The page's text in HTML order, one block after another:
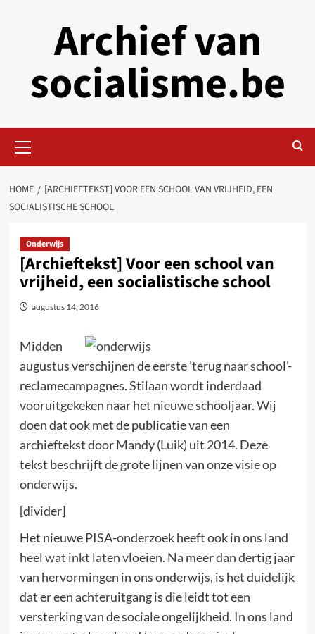
Archief van
socialisme.be
Menu
HOME
[ARCHIEFTEKST] VOOR EEN SCHOOL VAN VRIJHEID, EEN
SOCIALISTISCHE SCHOOL
Onderwijs
[Archieftekst] Voor een school van
vrijheid, een socialistische school
augustus 14, 2016
Midden
augustus verschijnen de eerste ’terug naar school’-
reclamecampagnes. Stilaan wordt inderdaad
vooruitgekeken naar het nieuwe schooljaar. Wij
doen dat ook met de publicatie van een
archieftekst door Mandy (Luik) uit 2014. Deze
tekst beschrijft de grote lijnen van onze visie op
onderwijs.
[divider]
Het nieuwe PISA-onderzoek heeft ook in ons land
heel wat inkt laten vloeien. Na meer dan dertig jaar
van hervormingen in ons onderwijs, is het duidelijk
dat er een achteruitgang is die leidt tot een
versterking van de sociale ongelijkheid. In ons land